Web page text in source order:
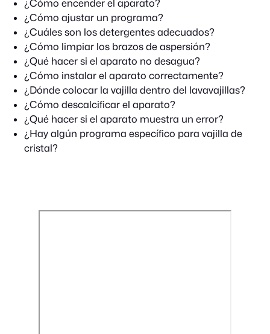
¿Cómo encender el aparato?
¿Cómo ajustar un programa?
¿Cuáles son los detergentes adecuados?
¿Cómo limpiar los brazos de aspersión?
¿Qué hacer si el aparato no desagua?
¿Cómo instalar el aparato correctamente?
¿Dónde colocar la vajilla dentro del lavavajillas?
¿Cómo descalcificar el aparato?
¿Qué hacer si el aparato muestra un error?
¿Hay algún programa específico para vajilla de
cristal?